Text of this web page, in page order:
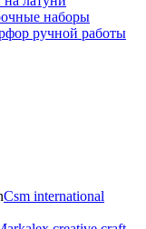
наборы
ручной работы
Csm international